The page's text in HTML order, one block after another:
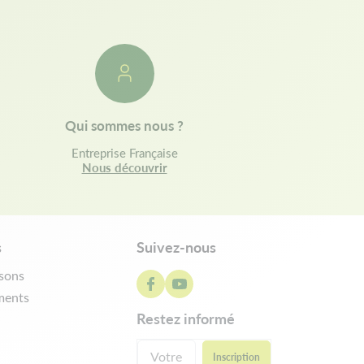
Qui sommes nous ?
Entreprise Française
Nous découvrir
Suivez-nous
restez informé